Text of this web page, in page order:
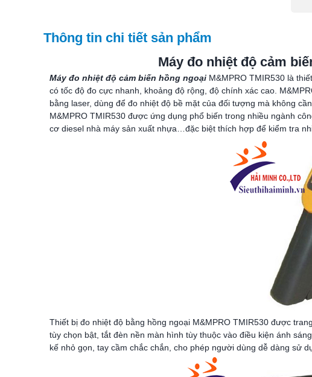
Thông tin chi tiết sản phẩm
Máy đo nhiệt độ cảm
Máy đo nhiệt độ cảm biến hồng ngoại M&MPRO TMIR530 là
có tốc độ đo cực nhanh, khoảng độ rộng, độ chính xác cao.
bằng laser, dùng để đo nhiệt độ bề mặt của đối tượng mà không
M&MPRO TMIR530 được ứng dụng phổ biến trong nhiều ngành
cơ diesel nhà máy sản xuất nhựa…đặc biệt thích hợp để kiểm tra
Thiết bị đo nhiệt độ bằng hồng ngoại M&MPRO TMIR530 được
tùy chọn bật, tắt đèn nền màn hình tùy thuộc vào điều kiện ánh
kế nhỏ gọn, tay cầm chắc chắn, cho phép người dùng dễ dàng sử